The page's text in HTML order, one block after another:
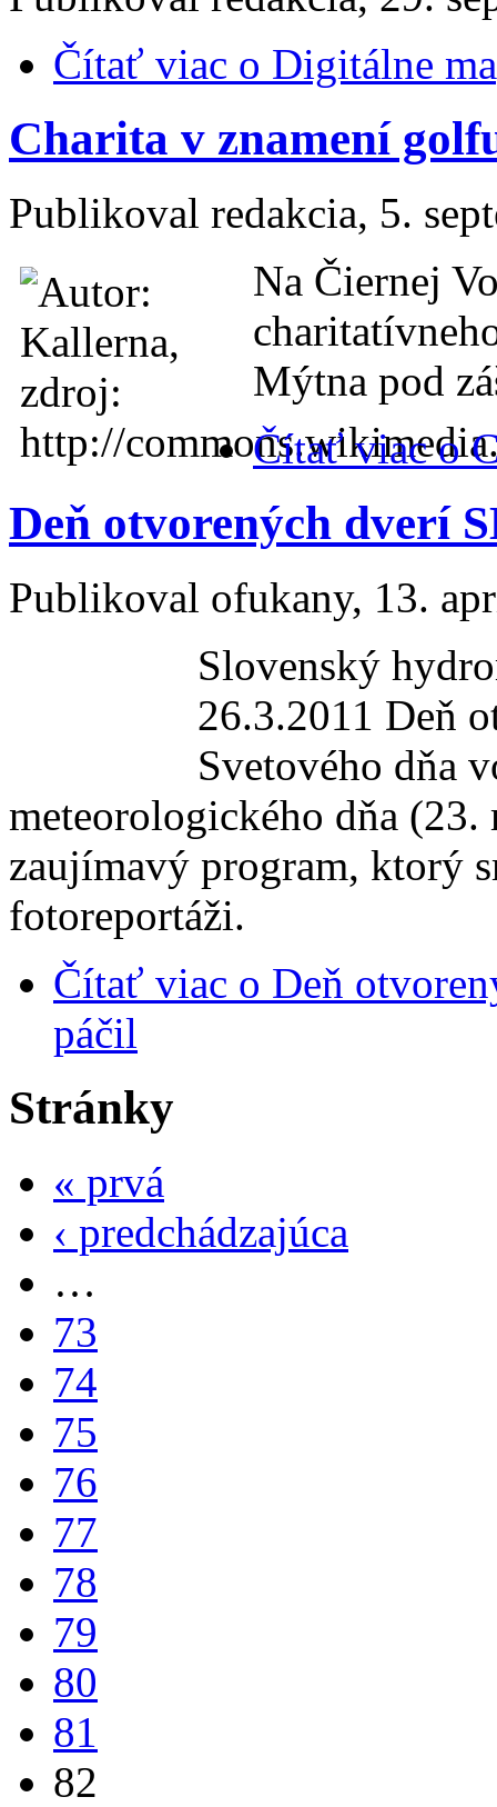
Čítať viac o Digitálne
Charita v znamení
Publikoval redakcia, 5.
Na Čiernej
Mýtna pod
Čítať viaco
Deň otvorených dverí
Publikoval ofukany, 13.
Slovenský
26.3.2011 Deň
Svetového dňa
meteorologického dňa (23.
zaujímavý program, ktorý
fotoreportáži.
Čítať viac o Deň
páčil
Stránky
« prvá
‹ predchádzajúca
…
73
74
75
76
77
78
79
80
81
82